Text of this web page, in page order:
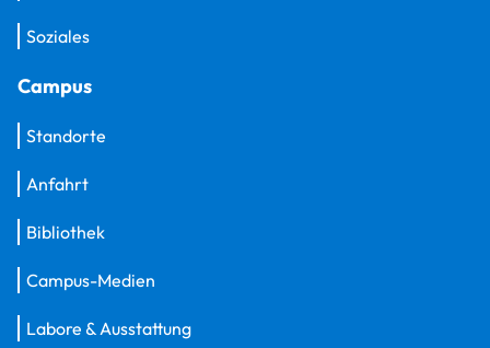
Soziales
Campus
Standorte
Anfahrt
Bibliothek
Campus-Medien
Labore & Ausstattung